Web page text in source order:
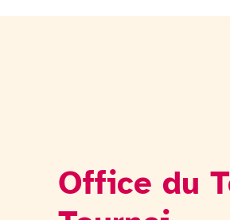
fotogalerijOffice du